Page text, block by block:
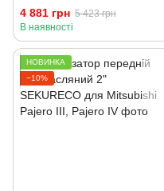
Mitsubishi Pajero Sport, Isuzu
Trooper I
4 881 грн 5 423 грн
В наявності
НОВИНКА
−10%